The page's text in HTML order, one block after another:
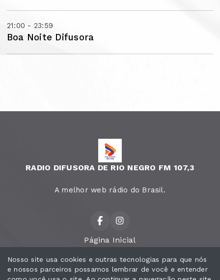
21:00 - 23:59
Boa Noite Difusora
RADIO DIFUSORA DE RIO NEGRO FM 107,3
A melhor web rádio do Brasil.
Página Inicial
Programação
Notícias
Nosso site usa cookies e outras tecnologias para que nós
e nossos parceiros possamos lembrar de você e entender